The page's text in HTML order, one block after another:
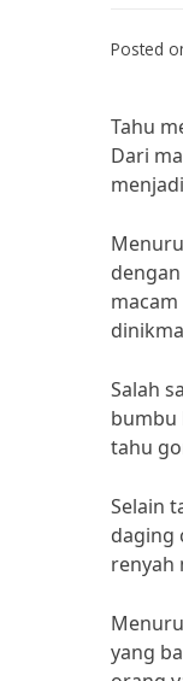
Posted
Tahu
Dari
Salah
bumbu
tahu
Selain
daging
renyah
yang